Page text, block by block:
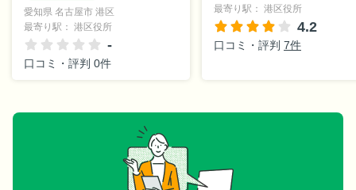
愛知県 名古屋市 港区
最寄り駅： 港区役所
-
口コミ・評判 0件
最寄り駅： 港区役所
4.2
口コミ・評判 7件